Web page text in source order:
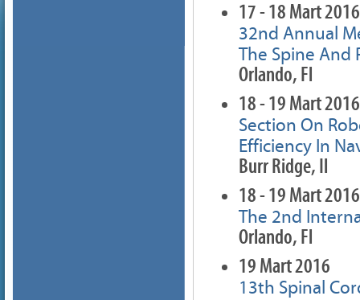
17 - 18 Mart 2016
32nd Annual
The Spine And
Orlando, Fl
18 - 19 Mart 2016
Section On
Efficiency In
Burr Ridge, Il
18 - 19 Mart 2016
The 2nd
Orlando, Fl
19 Mart 2016
13th Spinal